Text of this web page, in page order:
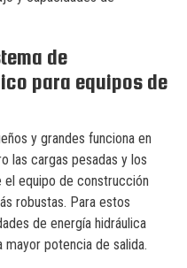
de
para equipos de
y grandes funciona en
las cargas pesadas y los
equipo de construcción
robustas. Para estos
de energía hidráulica
mayor potencia de salida.